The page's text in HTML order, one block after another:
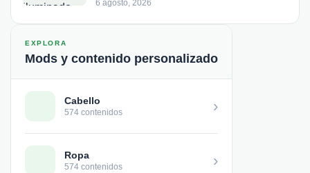
6 agosto, 2026
EXPLORA
Mods y contenido personalizado
Cabello
574 contenidos ›
Ropa
574 contenidos ›